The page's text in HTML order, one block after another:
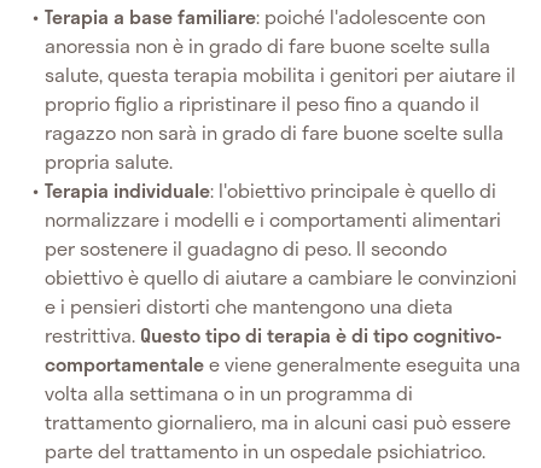
Terapia a base familiare: poiché l'adolescente con
anoressia non è in grado di fare buone scelte sulla
salute, questa terapia mobilita i genitori per aiutare il
proprio figlio a ripristinare il peso fino a quando il
ragazzo non sarà in grado di fare buone scelte sulla
propria salute.
Terapia individuale: l'obiettivo principale è quello di
normalizzare i modelli e i comportamenti alimentari
per sostenere il guadagno di peso. Il secondo
obiettivo è quello di aiutare a cambiare le convinzioni
e i pensieri distorti che mantengono una dieta
restrittiva. Questo tipo di terapia è di tipo cognitivo-
comportamentalee viene generalmente eseguita una
volta alla settimana o in un programma di
trattamento giornaliero, ma in alcuni casi può essere
parte del trattamento in un ospedale psichiatrico.